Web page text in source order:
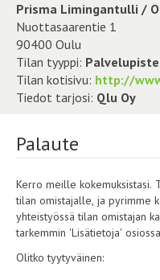
Prisma Limingantulli /
Nuottasaarentie 1
90400 Oulu
Tilan tyyppi: Palvelupiste
Tilan kotisivu: http://
Tiedot tarjosi: Qlu Oy
Palaute
Kerro meille kokemuksistasi.
tilan omistajalle, ja pyrimme korjaamaan
yhteistyössä tilan omistajan
tarkemmin 'Lisätietoja'
Olitko tyytyväinen: